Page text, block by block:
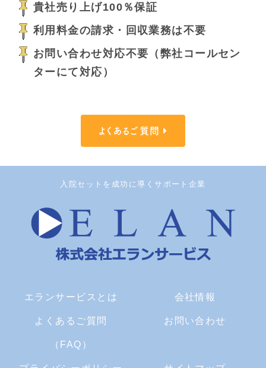
貴社売り上げ100％保証
利用料金の請求・回収業務は不要
お問い合わせ対応不要（弊社コールセン
ターにて対応）
よくあるご質問
入院セットを成功に導くサポート企業
エランサービスとは 会社情報
よくあるご質問
（FAQ）
お問い合わせ